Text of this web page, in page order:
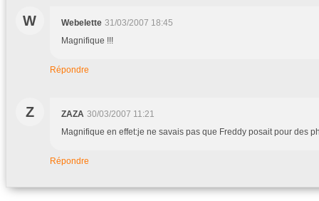
W Webelette 31/03/2007 18:45
Magnifique !!!
Répondre
Z ZAZA 30/03/2007 11:21
Magnifique en effet:je ne savais pas que Freddy posait pour des
Répondre